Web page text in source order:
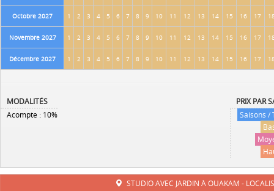
Octobre 2027 1 2 3 4 5 6 7 8 9 10 11 12 13 14 15 16 17
Novembre 2027 1 2 3 4 5 6 7 8 9 10 11 12 13 14 15 16 17
Décembre 2027 1 2 3 4 5 6 7 8 9 10 11 12 13 14 15 16 17
MODALITÉS
Acompte : 10%
PRIX PAR
Saisons /
STUDIO AVEC JARDIN À OUAKAM -